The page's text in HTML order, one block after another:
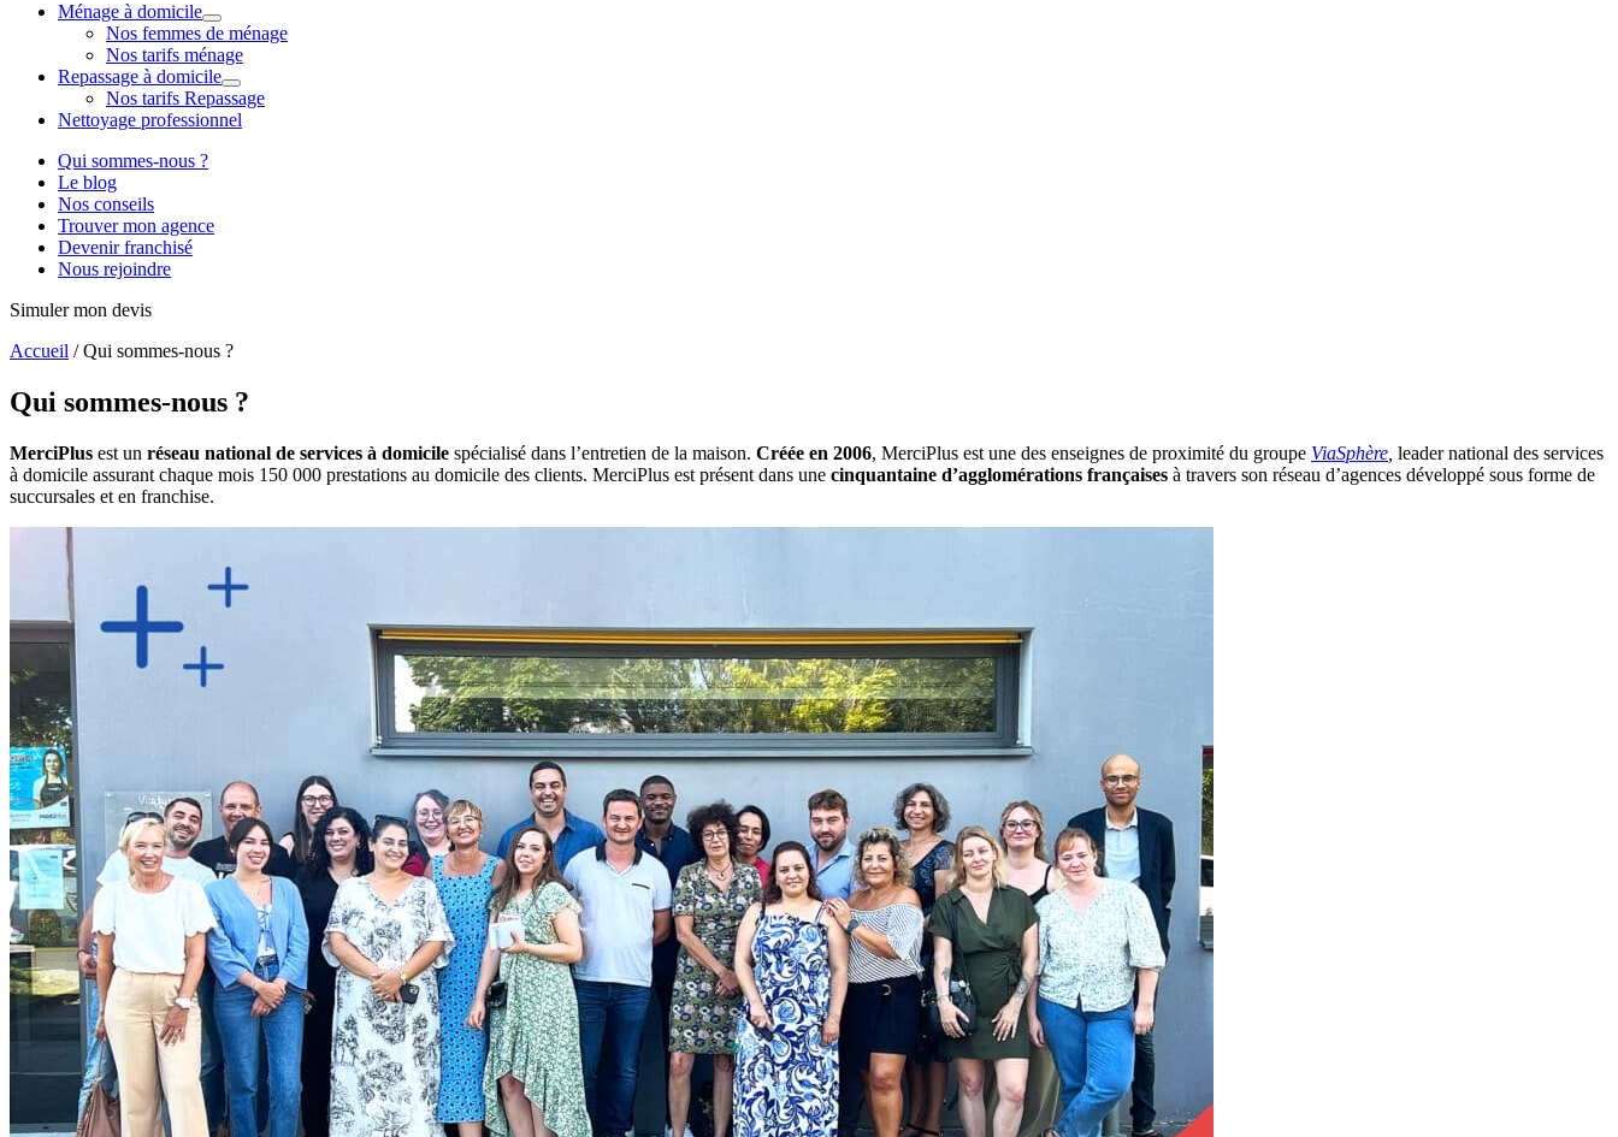
Ménage à domicile
Nos femmes de ménage
Nos tarifs ménage
Repassage à domicile
Nos tarifs Repassage
Nettoyage professionnel
Qui sommes-nous ?
Le blog
Nos conseils
Trouver mon agence
Devenir franchisé
Nous rejoindre
Simuler mon devis
Accueil /Qui sommes-nous ?
Qui sommes-nous ?
MerciPlus est un réseau national de services à domicile spécialisé dans l’entretien de la maison. Créée en 2006, MerciPlus est une des enseignes de proximité du groupe ViaSphère leader national des services
à domicile assurant chaque mois 150 000 prestations au domicile des clients. MerciPlus est présent dans une cinquantaine d’agglomérations françaises à travers son réseau d’agences développé sous forme de
succursales et en franchise.